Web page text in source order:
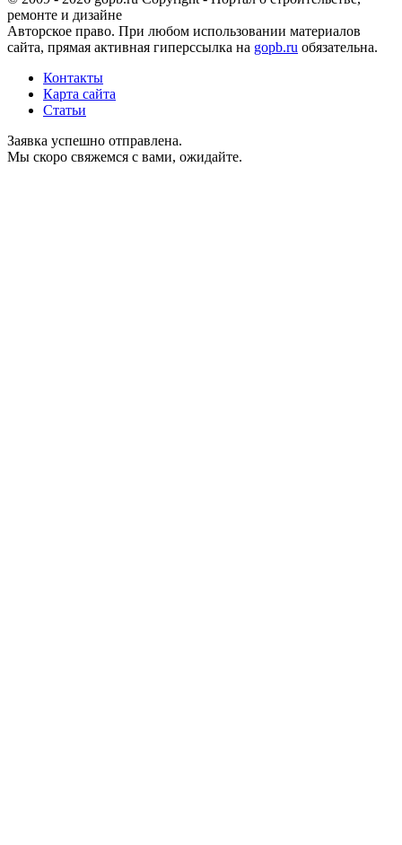
ремонте и дизайне
Авторское право. При любом использовании материалов
сайта, прямая активная гиперссылка на gopb.ru обязательна.
Контакты
Карта сайта
Статьи
Заявка успешно отправлена.
Мы скоро свяжемся с вами, ожидайте.